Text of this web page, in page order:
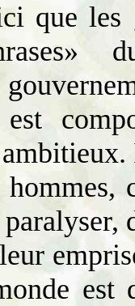
que les
est